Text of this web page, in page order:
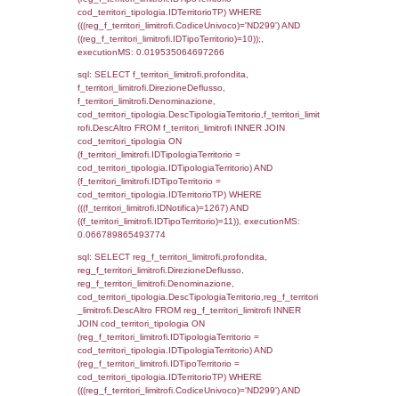
0.072072982788086
sql: SELECT
reg_f_territori_limitrofi.Denominazione,
_limitrofi.DescAltro FROM
JOIN cod_territori_tipologia ON
(reg_f_territori_limitrofi.IDTipologiaTerritorio =
cod_territori_tipologia.IDTipologiaTerritorio)
(reg_f_territori_limitrofi.IDTipoTerritorio =
cod_territori_tipologia.IDTerritorioTP)
0.020476102828979
sql: SELECT f_territori_limitrofi.Distanza,
f_territori_limitrofi.Direzione,
f_territori_limitrofi.Denominazione,